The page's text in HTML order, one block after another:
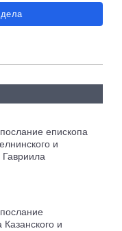
епископа
и
Гавриила
и